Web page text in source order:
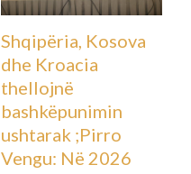
Shqipëria, Kosova
dhe Kroacia
thellojnë
bashkëpunimin
ushtarak ;Pirro
Vengu: Në 2026